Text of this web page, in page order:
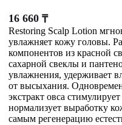
16 660 ₸
Restoring Scalp Lotion
увлажняет кожу головы.
компонентов из красной
сахарной свеклы и
увлажнения, удерживает
от высыхания.
экстракт овса
нормализует выработку
самым регенерацию